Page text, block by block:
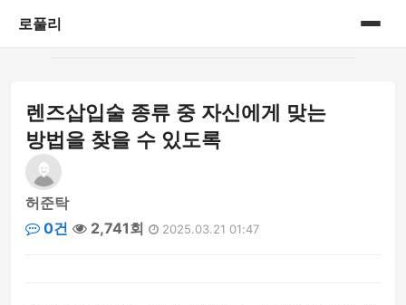
로풀리
게시판
렌즈삽입술 종류 중 자신에게 맞는
방법을 찾을 수 있도록
허준탁
0건
2,741회 2025.03.21 01:47